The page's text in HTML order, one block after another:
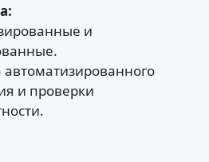
и
и проверки